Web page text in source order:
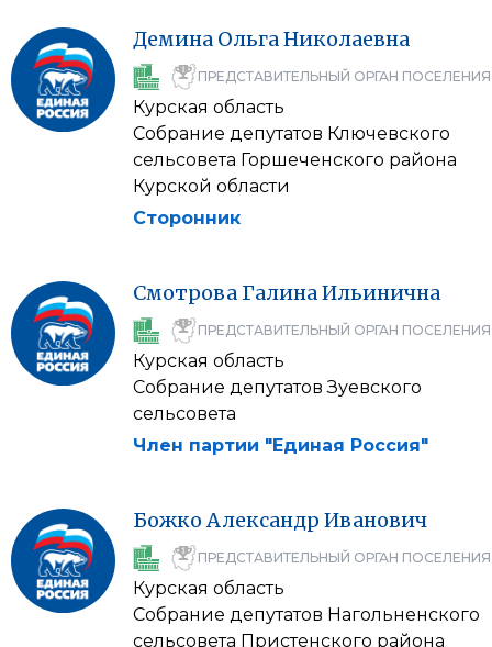
Демина ОльгаНиколаевна
ПРЕДСТАВИТЕЛЬНЫЙ ОРГАН ПОСЕЛЕНИЯ
Курская область
Собрание депутатов Ключевского
сельсовета Горшеченского района
Курской области
Сторонник
Смотрова ГалинаИльинична
ПРЕДСТАВИТЕЛЬНЫЙ ОРГАН ПОСЕЛЕНИЯ
Курская область
Собрание депутатов Зуевского
сельсовета
Член партии "Единая Россия"
Божко Александр Иванович
ПРЕДСТАВИТЕЛЬНЫЙ ОРГАН ПОСЕЛЕНИЯ
Курская область
Собрание депутатов Нагольненского
сельсовета Пристенского района